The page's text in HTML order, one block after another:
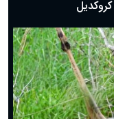
کروکدیل